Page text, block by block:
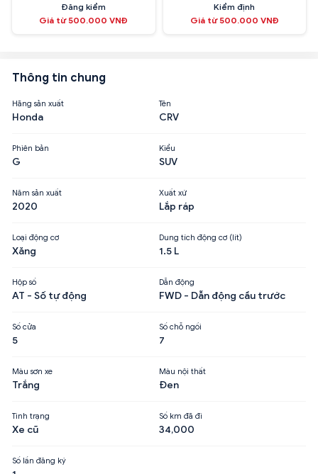
Đăng kiểm
Giá từ 500.000 VNĐ
Kiểm định
Giá từ 500.000 VNĐ
Thông tin chung
Hãng sản xuất
Honda
Tên
CRV
Phiên bản
G
Kiểu
SUV
Năm sản xuất
2020
Xuất xứ
Lắp ráp
Loại động cơ
Xăng
Dung tích động cơ (lít)
1.5 L
Hộp số
AT - Số tự động
Dẫn động
FWD - Dẫn động cầu trước
Số cửa
5
Số chỗ ngồi
7
Màu sơn xe
Trắng
Màu nội thất
Đen
Tình trạng
Xe cũ
Số km đã đi
34,000
Số lần đăng ký